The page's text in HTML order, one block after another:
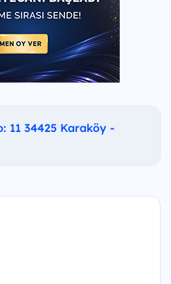
11 34425 Karaköy -